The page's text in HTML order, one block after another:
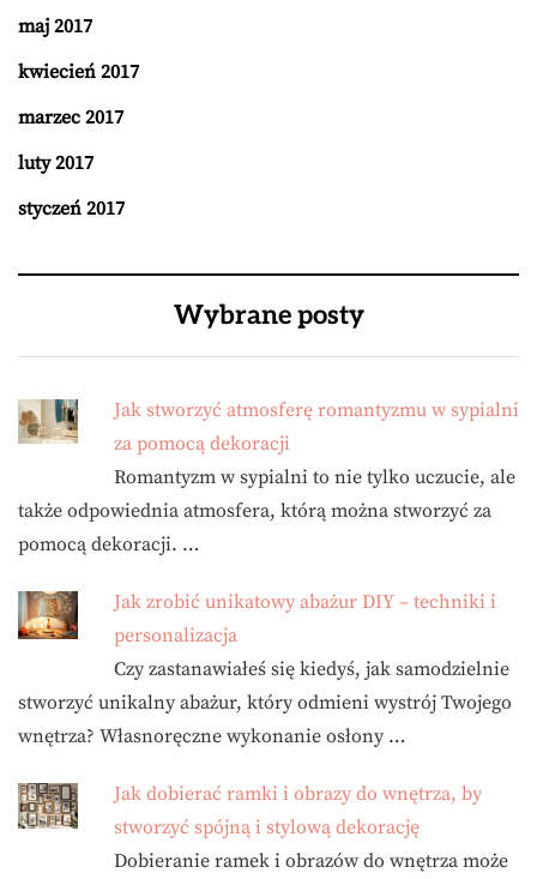
maj 2017
kwiecień 2017
marzec 2017
luty 2017
styczeń 2017
Wybrane posty
Jak stworzyć atmosferę romantyzmu w sypialni
za pomocą dekoracji
Romantyzm w sypialni to nie tylko uczucie, ale
także odpowiednia atmosfera, którą można stworzyć za
pomocą dekoracji. …
Jak zrobić unikatowy abażur DIY – techniki i
personalizacja
Czy zastanawiałeś się kiedyś, jak samodzielnie
stworzyć unikalny abażur, który odmieni wystrój Twojego
wnętrza? Własnoręczne wykonanie osłony …
Jak dobierać ramki i obrazy do wnętrza, by
stworzyć spójną i stylową dekorację
Dobieranie ramek i obrazów do wnętrza może